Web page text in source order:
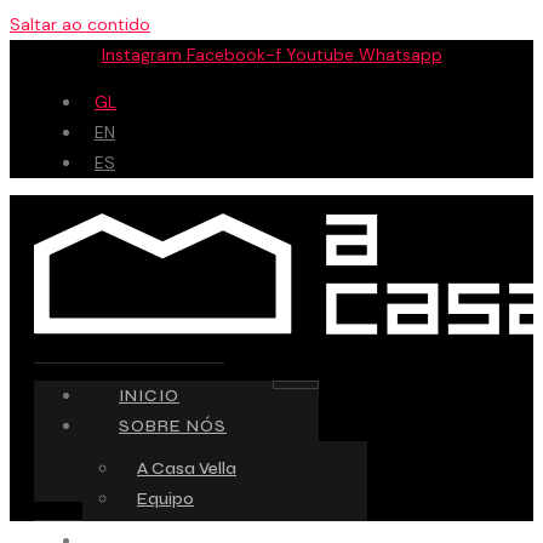
Saltar ao contido
Instagram Facebook-f Youtube Whatsapp
GL
EN
ES
INICIO
SOBRE NÓS
A Casa Vella
Equipo